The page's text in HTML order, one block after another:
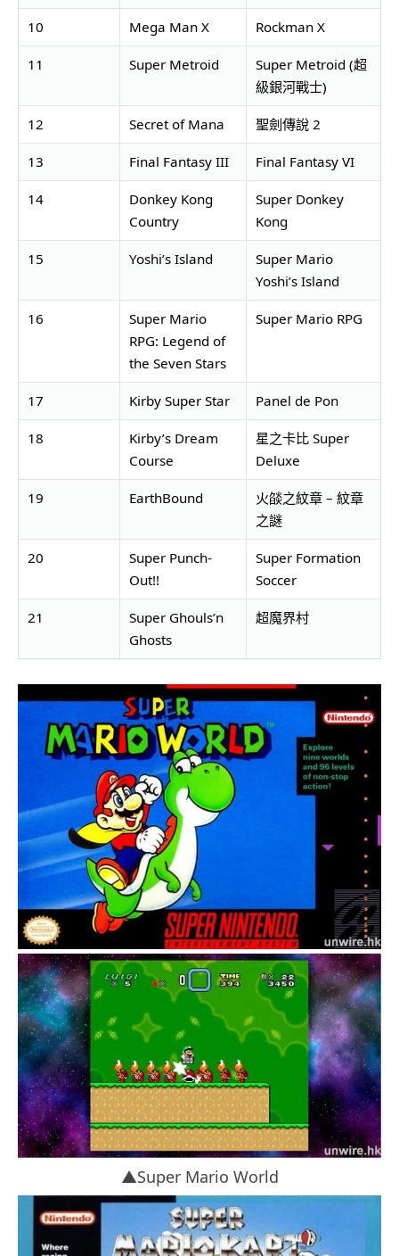
10 Mega Man X Rockman X
11 Super Metroid
Super Metroid (超
級銀河戰士)
12 Secret of Mana 聖劍傳說 2
13 Final Fantasy III Final Fantasy VI
14
Donkey Kong
Country
Super Donkey
Kong
15 Yoshi’s Island
Super Mario
Yoshi’s Island
16
Super Mario
RPG: Legend of
the Seven Stars
Super Mario RPG
17 Kirby Super Star Panel de Pon
18
Kirby’s Dream
Course
星之卡比 Super
Deluxe
19 EarthBound
火燄之紋章 – 紋章
之謎
20
Super Punch-
Out!!
Super Formation
Soccer
21
Super Ghouls’n
Ghosts
超魔界村
▲Super Mario World